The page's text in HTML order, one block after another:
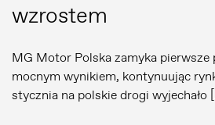
wzrostem
MG Motor Polska zamyka pierwsze
mocnym wynikiem, kontynuując
stycznia na polskie drogi wyjechało